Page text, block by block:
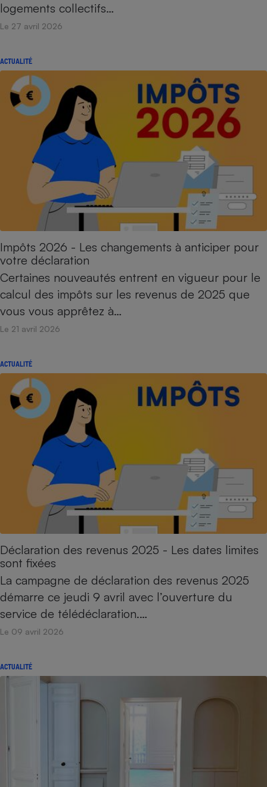
logements collectifs…
Le 27 avril 2026
ACTUALITÉ
Impôts 2026 - Les changements à anticiper pour
votre déclaration
Certaines nouveautés entrent en vigueur pour le
calcul des impôts sur les revenus de 2025 que
vous vous apprêtez à…
Le 21 avril 2026
ACTUALITÉ
Déclaration des revenus 2025 - Les dates limites
sont fixées
La campagne de déclaration des revenus 2025
démarre ce jeudi 9 avril avec l’ouverture du
service de télédéclaration.…
Le 09 avril 2026
ACTUALITÉ